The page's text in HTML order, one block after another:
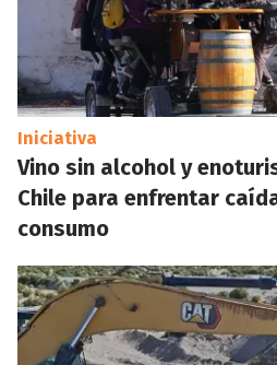
Iniciativa
Vino sin alcohol y
Chile para enfrentar
consumo